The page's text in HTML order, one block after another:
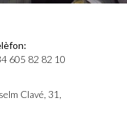
605 82 82 10
Clavé, 31,